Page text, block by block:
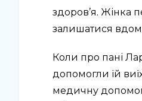
здоров’я. Жінка
залишатися
Коли про пані
допомогли їй
медичну